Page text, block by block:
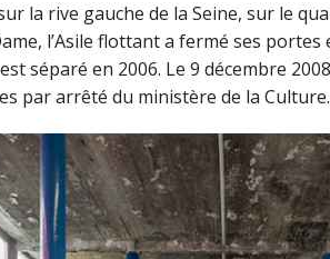
la rive gauche de la Seine, sur le
l’Asile flottant a fermé ses
est séparé en 2006. Le 9 décembre
par arrêté du ministère de la Culture.